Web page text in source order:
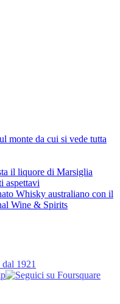
monte da cui si vede tutta
il liquore di Marsiglia
aspettavi
Whisky australiano con il
Wine & Spirits